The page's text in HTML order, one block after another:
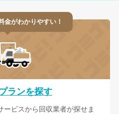
金がわかりやすい！
ランを探す
ービスから回収業者が探せま